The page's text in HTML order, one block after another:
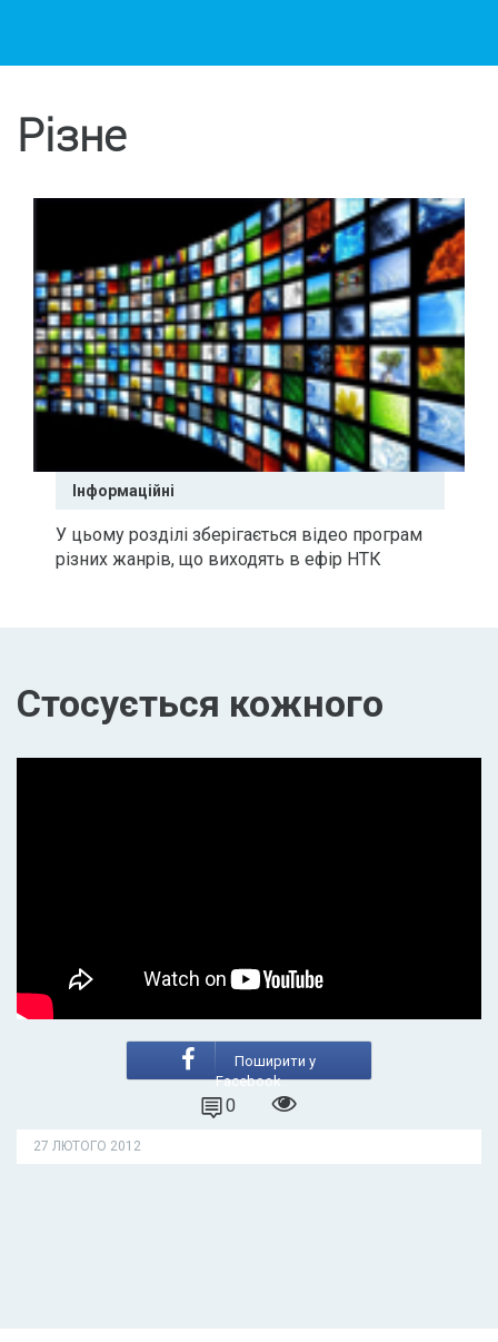
Різне
Інформаційні
У цьому розділі зберігається відео програм
різних жанрів, що виходять в ефір НТК
Стосується кожного
Поширити у
Facebook
0
27 ЛЮТОГО 2012